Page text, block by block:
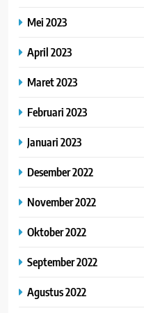
Mei 2023
April 2023
Maret 2023
Februari 2023
Januari 2023
Desember 2022
November 2022
Oktober 2022
September 2022
Agustus 2022